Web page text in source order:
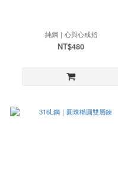
純鋼｜心與心戒指
NT$480